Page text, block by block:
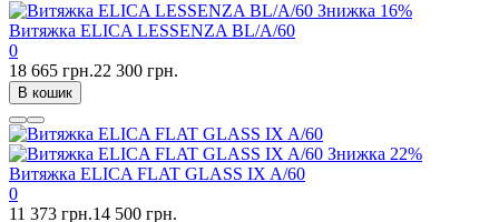
Знижка 16%
Витяжка ELICA LESSENZA BL/A/60
0
18 665 грн.22 300 грн.
В кошик
Знижка 22%
Витяжка ELICA FLAT GLASS IX A/60
0
11 373 грн.14 500 грн.